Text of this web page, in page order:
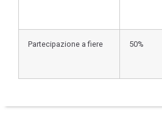
Partecipazione a fiere 50%